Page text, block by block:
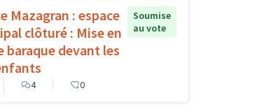
Mazagran : espace
clôturé : Mise en
baraque devant les
Soumise
au vote
4 0